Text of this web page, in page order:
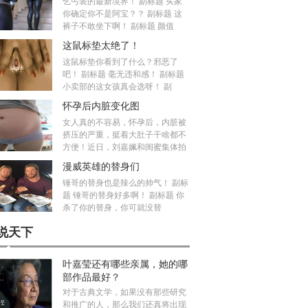
你确定你不是阿宝？？ 副标题 这
裤子不敢坐下啊！ 副标题 颜值
这鼠标垫太绝了！
这鼠标垫你看到了什么？邪恶了
吧！ 副标题 毫无违和感！ 副标题
小卖部的这女孩真会选呀！ 副
怀孕后内脏变化图
女人真的不容易，怀孕后，内脏被
挤压的严重，挺着大肚子干啥都不
方便！近日，刘嘉姵和闺蜜集体拍
漫威英雄的替身们
锤哥的替身也是辣么的帅气！ 副标
题 锤哥的替身好多啊！ 副标题 你
杀了你的替身，你可就没替
天下
叶嘉莹还有哪些亲属，她的哪
部作品最好？
对于古典文学，如果没有那些研究
和推广的人，那么我们还真将出现